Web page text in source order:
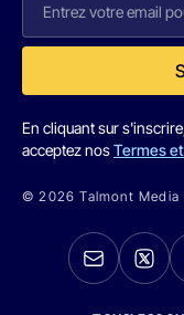
En cliquant sur
acceptez nosTermes
© 2026 Talmont